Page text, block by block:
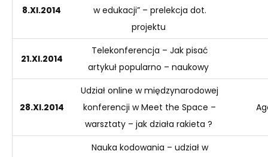
8.XI.2014
w edukacji”– prelekcja dot.
projektu
21.XI.2014
Telekonferencja – Jak pisać
artykuł popularno – naukowy
28.XI.2014
Udział online w międzynarodowej
konferencji wMeet the Space –
warsztaty – jak działa rakieta ?
Nauka kodowania – udział w